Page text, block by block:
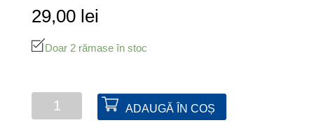
29,00 lei
Doar 2 rămase în stoc
Cantitate
ADAUGĂ ÎN COȘ